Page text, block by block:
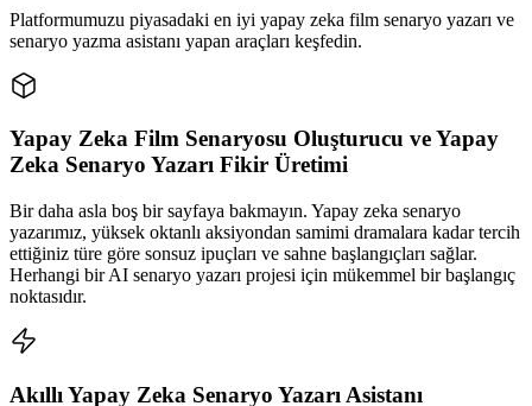
Platformumuzu piyasadaki en iyi yapay zeka film senaryo yazarı ve
senaryo yazma asistanı yapan araçları keşfedin.
Yapay Zeka Film Senaryosu Oluşturucu ve Yapay
Zeka Senaryo Yazarı Fikir Üretimi
Bir daha asla boş bir sayfaya bakmayın. Yapay zeka senaryo
yazarımız, yüksek oktanlı aksiyondan samimi dramalara kadar tercih
ettiğiniz türe göre sonsuz ipuçları ve sahne başlangıçları sağlar.
Herhangi bir AI senaryo yazarı projesi için mükemmel bir başlangıç
noktasıdır.
Akıllı Yapay Zeka Senaryo Yazarı Asistanı